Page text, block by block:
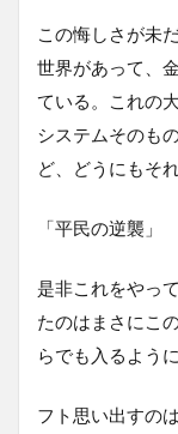
この悔しさが未
世界があって、
ている。これの
システムそのも
ど、どうにもそ
「平民の逆襲」
是非これをやっ
たのはまさにこ
らでも入るよう
フト思い出すの